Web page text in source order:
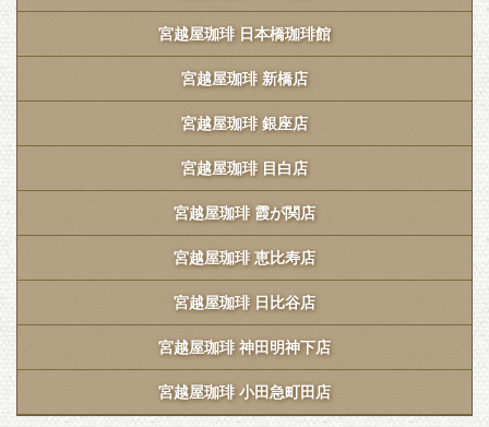
宮越屋珈琲 日本橋珈琲館
宮越屋珈琲 新橋店
宮越屋珈琲 銀座店
宮越屋珈琲 目白店
宮越屋珈琲 霞が関店
宮越屋珈琲 恵比寿店
宮越屋珈琲 日比谷店
宮越屋珈琲 神田明神下店
宮越屋珈琲 小田急町田店